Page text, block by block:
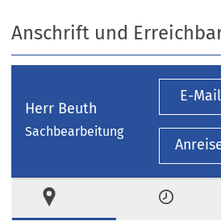
Anschrift und
Herr Beuth
Sachbearbeitung
E-Mail
Zeiten